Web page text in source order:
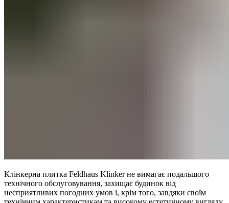
Клінкерна плитка Feldhaus Klinker не вимагає подальшого
технічного обслуговування, захищає будинок від
несприятливих погодних умов і, крім того, завдяки своїм